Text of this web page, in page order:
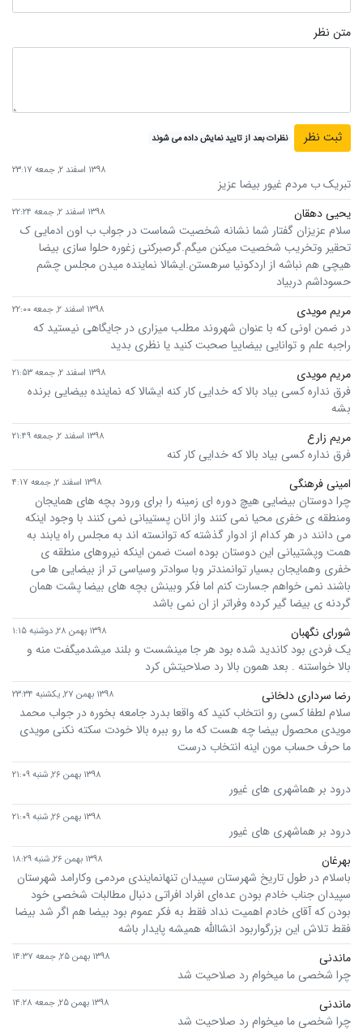
متن نظر
نظرات بعد از تایید نمایش داده می شوند
۱۳۹۸ اسفند ۲, جمعه ۲۳:۱۷
تبریک ب مردم غیور بیضا عزیز
یحیی دهقان
۱۳۹۸ اسفند ۲, جمعه ۲۲:۲۴
سلام عزیزان گفتار شما نشانه شخصیت شماست در جواب ب اون ادمایی ک
تحقیر وتخریب شخصیت میکنن میگم.گرصبرکنی زغوره حلوا سازی بیضا
هیچی هم نباشه از اردکونیا سرهستن.ایشالا نماینده میدن مجلس چشم
حسوداشم دربیاد
مریم مویدی
۱۳۹۸ اسفند ۲, جمعه ۲۲:۰۰
در ضمن اونی که با عنوان شهروند مطلب میزاری در جایگاهی نیستید که
راجبه علم و توانایی بیضاییا صحبت کنید یا نظری بدید
مریم مویدی
۱۳۹۸ اسفند ۲, جمعه ۲۱:۵۳
فرق نداره کسی بیاد بالا که خدایی کار کنه ایشالا که نماینده بیضایی برنده
بشه
مریم زارع
۱۳۹۸ اسفند ۲, جمعه ۲۱:۴۹
فرق نداره کسی بیاد بالا که خدایی کار کنه
امینی فرهنگی
۱۳۹۸ اسفند ۲, جمعه ۴:۱۷
چرا دوستان بیضایی هیچ دوره ای زمینه را برای ورود بچه های همایجان
ومنطقه ی خفری محیا نمی کنند واز انان پستیبانی نمی کنند با وجود اینکه
می دانند در هر کدام از ادوار گذشته که توانسته اند به مجلس راه یابند به
همت وپشتیبانی این دوستان بوده است ضمن اینکه نیروهای منطقه ی
خفری وهمایجان بسیار توانمندتر وبا سوادتر وسیاسی تر از بیضایی ها می
باشند نمی خواهم جسارت کنم اما فکر وبینش بچه های بیضا پشت همان
گردنه ی بیضا گیر کرده وفراتر از ان نمی باشد
شورای نگهبان
۱۳۹۸ بهمن ۲۸, دوشنبه ۱:۱۵
یک فردی بود کاندید شده بود هر جا مینشست و بلند میشدمیگفت منه و
بالا خواستنه . بعد همون بالا رد صلاحیتش کرد
رضا سرداری دلخانی
۱۳۹۸ بهمن ۲۷, یکشنبه ۲۳:۳۴
سلام لطفا کسی رو انتخاب کنید که واقعا بدرد جامعه بخوره در جواب محمد
مویدی محصول بیضا چه هست که ما رو ببره بالا خودت سکته نکنی مویدی
ما حرف حساب مون اینه انتخاب درست
۱۳۹۸ بهمن ۲۶, شنبه ۲۱:۰۹
درود بر هماشهری های غیور
۱۳۹۸ بهمن ۲۶, شنبه ۲۱:۰۹
درود بر هماشهری های غیور
بهرغان
۱۳۹۸ بهمن ۲۶, شنبه ۱۸:۲۹
باسلام در طول تاریخ شهرستان سپیدان تنهانمایندی مردمی وکارامد شهرستان
سپیدان جناب خادم بودن عده‌ای افراد افراتی دنبال مطالبات شخصی خود
بودن که آقای خادم اهمیت نداد فقط به فکر عموم بود بیضا هم اگر شد بیضا
فقط تلاش این بزرگواربود انشاالله همیشه پایدار باشه
ماندنی
۱۳۹۸ بهمن ۲۵, جمعه ۱۴:۳۷
چرا شخصی ما میخوام رد صلاحیت شد
ماندنی
۱۳۹۸ بهمن ۲۵, جمعه ۱۴:۲۸
چرا شخصی ما میخوام رد صلاحیت شد